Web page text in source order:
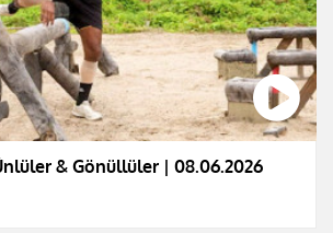
& Gönüllüler | 08.06.2026